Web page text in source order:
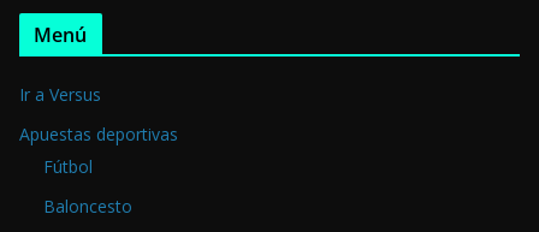
Menú
Ir a Versus
Apuestas deportivas
Fútbol
Baloncesto